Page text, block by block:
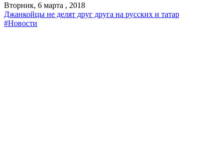
Вторник, 6 марта , 2018
Джанкойцы не делят друг друга на русских и татар
#Новости